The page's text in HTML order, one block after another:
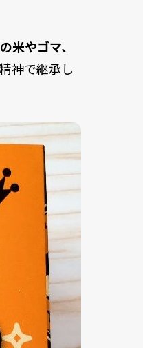
米やゴマ、
神で継承し